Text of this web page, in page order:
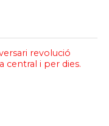
revolució
central i per dies.